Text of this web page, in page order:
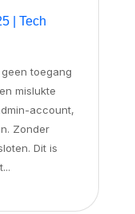
| Tech
toegang
mislukte
account,
Zonder
Dit is